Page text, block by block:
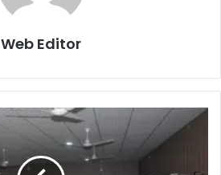
Web Editor